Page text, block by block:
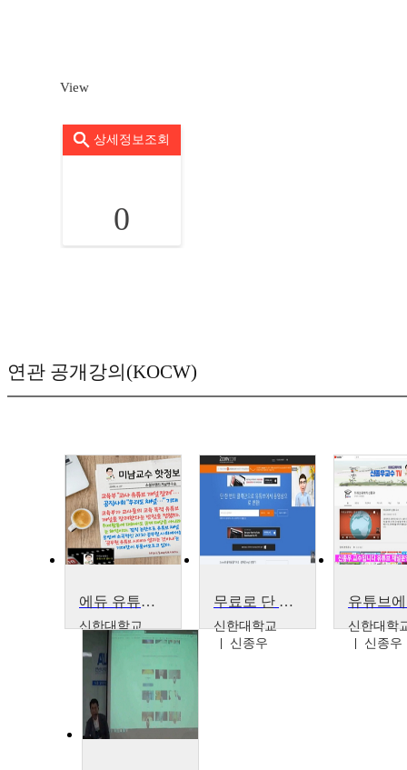
View
상세정보조회
0
연관 공개강의(KOCW)
에듀 유튜브 크리에이터
신한대학교
신종우
무료로 단 한 번의 클릭만으로 유튜브에서 동영상이나 오디오를 다운로드 받을 수 있는 2conv
신한대학교
신종우
신한대학
신종우